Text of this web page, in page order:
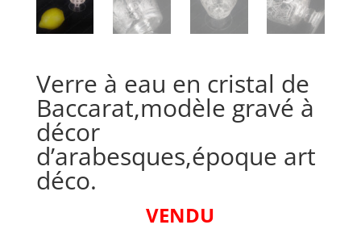
Verre à eau en cristal de
Baccarat,modèle gravé à
décor
d’arabesques,époque art
déco.
VENDU